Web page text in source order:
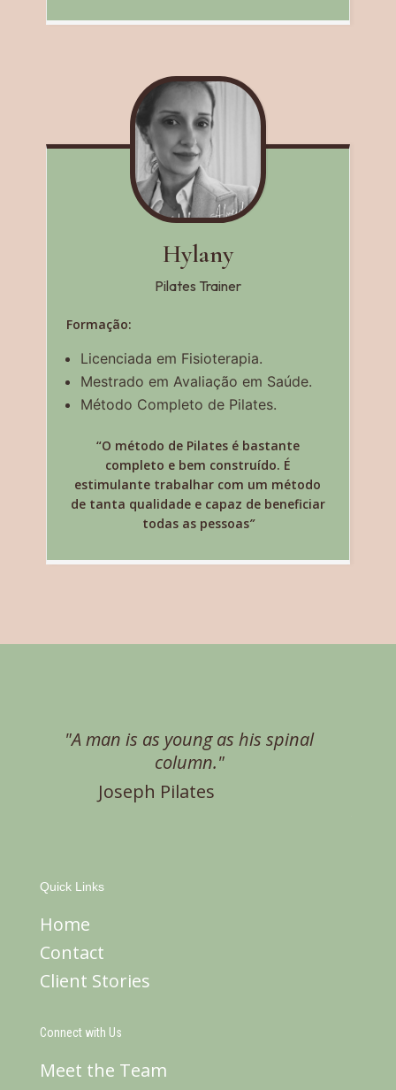
Hylany
Pilates Trainer
Formação:
Licenciada em Fisioterapia.
Mestrado em Avaliação em Saúde.
Método Completo de Pilates.
“O método de Pilates é bastante
completo e bem construído. É
estimulante trabalhar com um método
de tanta qualidade e capaz de beneficiar
todas as pessoas”
"A man is as young as his spinal
column."
Joseph Pilates
Quick Links
Home
Contact
Client Stories
Connect with Us
Meet the Team